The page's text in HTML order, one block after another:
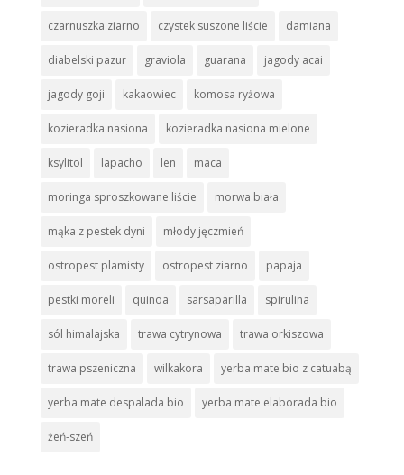
czarnuszka ziarno czystek suszone liście damiana
diabelski pazur graviola guarana jagody acai
jagody goji kakaowiec komosa ryżowa
kozieradka nasiona kozieradka nasiona mielone
ksylitol lapacho len maca
moringa sproszkowane liście morwa biała
mąka z pestek dyni młody jęczmień
ostropest plamisty ostropest ziarno papaja
pestki moreli quinoa sarsaparilla spirulina
sól himalajska trawa cytrynowa trawa orkiszowa
trawa pszeniczna wilkakora yerba mate bio z catuabą
yerba mate despalada bio yerba mate elaborada bio
żeń-szeń